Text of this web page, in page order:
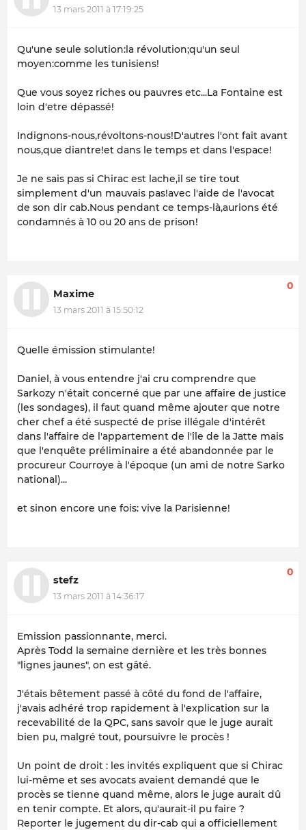
13 mars 2011 à 17:19:25
Qu'une seule solution:la révolution;qu'un seul
moyen:comme les tunisiens!
Que vous soyez riches ou pauvres etc...La Fontaine est
loin d'etre dépassé!
Indignons-nous,révoltons-nous!D'autres l'ont fait avant
nous,que diantre!et dans le temps et dans l'espace!
Je ne sais pas si Chirac est lache,il se tire tout
simplement d'un mauvais pas!avec l'aide de l'avocat
de son dir cab.Nous pendant ce temps-là,aurions été
condamnés à 10 ou 20 ans de prison!
Maxime
13 mars 2011 à 15:50:12
0
Quelle émission stimulante!
Daniel, à vous entendre j'ai cru comprendre que
Sarkozy n'était concerné que par une affaire de justice
(les sondages), il faut quand même ajouter que notre
cher chef a été suspecté de prise illégale d'intérêt
dans l'affaire de l'appartement de l'île de la Jatte mais
que l'enquête préliminaire a été abandonnée par le
procureur Courroye à l'époque (un ami de notre Sarko
national)...
et sinon encore une fois: vive la Parisienne!
stefz
13 mars 2011 à 14:36:17
0
Emission passionnante, merci.
Après Todd la semaine dernière et les très bonnes
"lignes jaunes", on est gâté.
J'étais bêtement passé à côté du fond de l'affaire,
j'avais adhéré trop rapidement à l'explication sur la
recevabilité de la QPC, sans savoir que le juge aurait
bien pu, malgré tout, poursuivre le procès !
Un point de droit : les invités expliquent que si Chirac
lui-même et ses avocats avaient demandé que le
procès se tienne quand même, alors le juge aurait dû
en tenir compte. Et alors, qu'aurait-il pu faire ?
Reporter le jugement du dir-cab qui a officiellement